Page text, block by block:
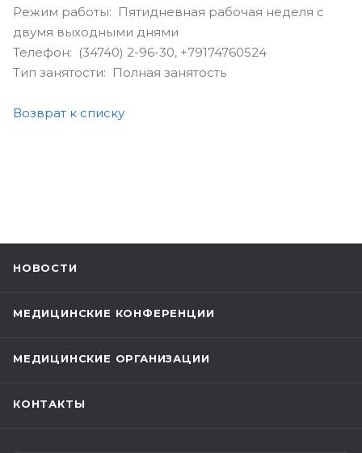
Режим работы: Пятидневная рабочая неделя с
двумя выходными днями
Телефон: (34740) 2-96-30, +79174760524
Тип занятости: Полная занятость
Возврат к списку
НОВОСТИ
МЕДИЦИНСКИЕ КОНФЕРЕНЦИИ
МЕДИЦИНСКИЕ ОРГАНИЗАЦИИ
КОНТАКТЫ